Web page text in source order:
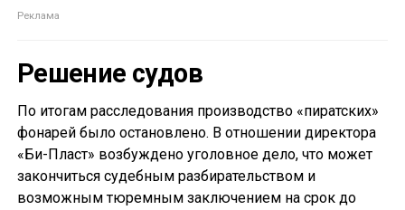
Решение судов
По итогам расследования производство «пиратских»
фонарей было остановлено. В отношении директора
«Би-Пласт» возбуждено уголовное дело, что может
закончиться судебным разбирательством и
возможным тюремным заключением на срок до